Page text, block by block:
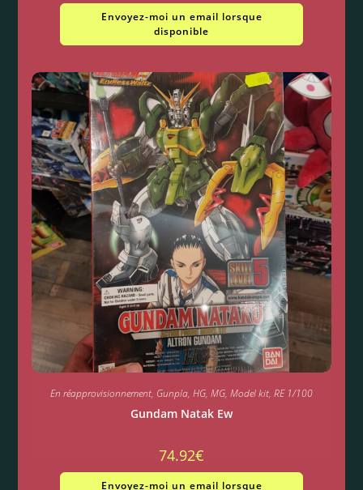
Envoyez-moi un email lorsque
disponible
En réapprovisionnement, Gunpla, HG, MG, Model kit, RE 1/100
Gundam Natak Ew
74.92€
Envoyez-moi un email lorsque